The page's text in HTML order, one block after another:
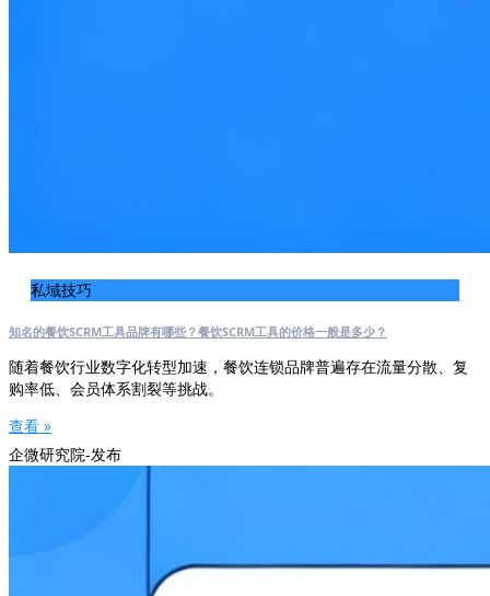
私域技巧
知名的餐饮SCRM工具品牌有哪些？餐饮SCRM工具的价格一般是多少？
随着餐饮行业数字化转型加速，餐饮连锁品牌普遍存在流量分散、复
购率低、会员体系割裂等挑战。
查看 »
企微研究院-发布